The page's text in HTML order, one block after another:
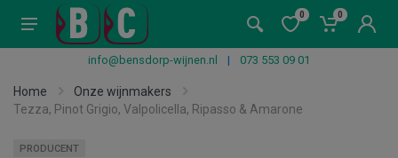
0 0
info@bensdorp-wijnen.nl | 073 553 09 01
Home
Onze wijnmakers
Tezza, Pinot Grigio, Valpolicella, Ripasso & Amarone
PRODUCENT